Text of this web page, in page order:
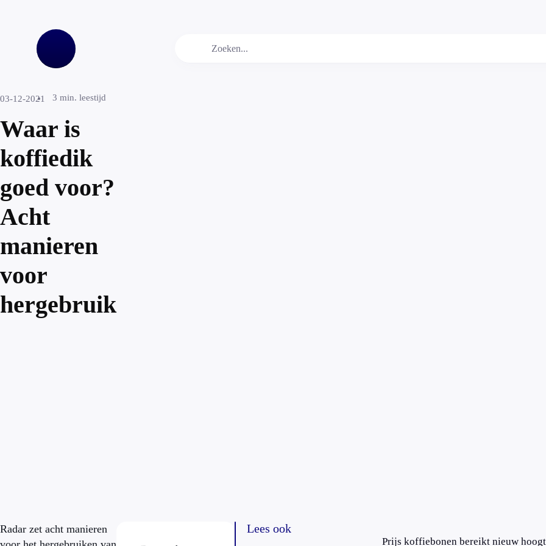
03-12-2021 3 min. leestijd
Waar is
koffiedik
goed voor?
Acht
manieren
voor
hergebruik
Radar zet acht manieren
Lees ook
Prijs koffiebonen bereikt nieuw